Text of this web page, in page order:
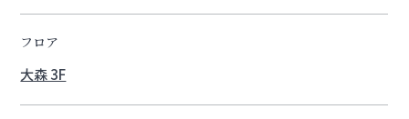
フロア
大森 3F